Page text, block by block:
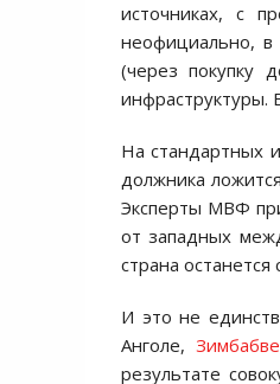
источниках, с
неофициально,
(через покупку
инфраструктуры.
На стандартных
должника
Эксперты МВФ
от западных
страна
И это не
Анголе,Зимбабве
результате